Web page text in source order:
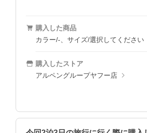
購入した商品
カラー/-、サイズ/選択してください
購入したストア
アルペングループヤフー店